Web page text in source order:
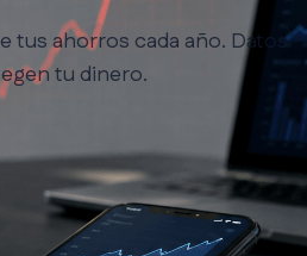
tus ahorros cada año. Datos
tu dinero.